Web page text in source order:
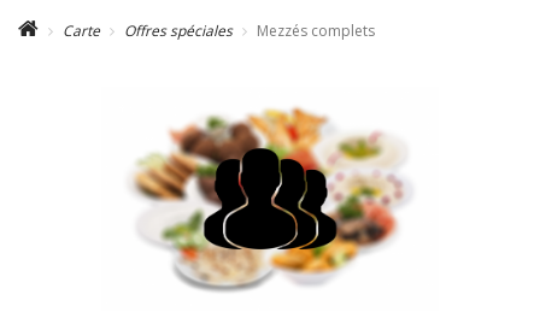
Carte Offres spéciales Mezzés complets